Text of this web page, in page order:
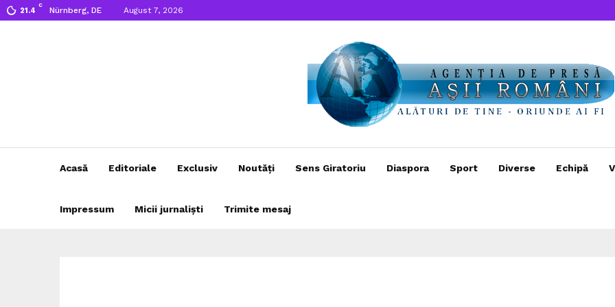
21.4
C
Nürnberg, DE August 7, 2026
Acasă Editoriale Exclusiv Noutăți Sens Giratoriu Diaspora Sport Diverse Echipă
Impressum Micii jurnaliști Trimite mesaj